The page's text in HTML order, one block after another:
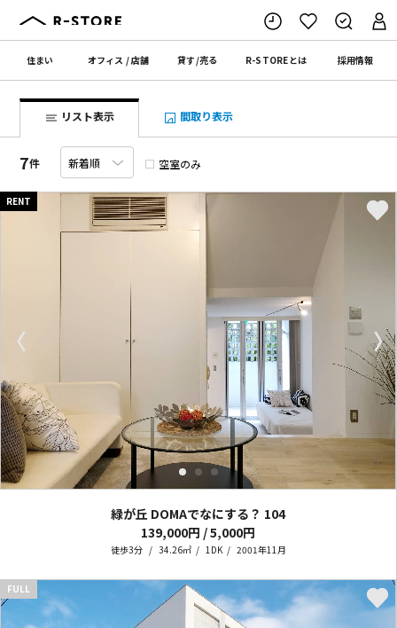
住まい オフィス /店舗 貸す/売る R-STOREとは 採用情報
リスト表示 間取り表示
7件 空室のみ
〈 〉
RENT
緑が丘 DOMAでなにする？ 104
139,000円 / 5,000円
徒歩3分 34.26㎡ 1DK 2001年11月
FULL